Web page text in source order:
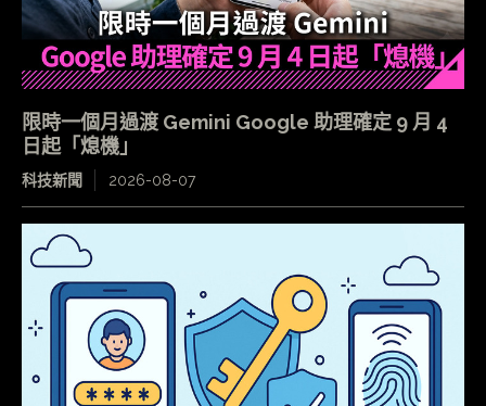
限時一個月過渡 Gemini Google 助理確定 9 月 4
日起「熄機」
科技新聞 2026-08-07